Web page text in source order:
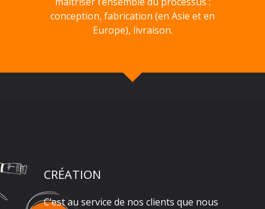
conception, fabrication (en Asie et en
Europe), livraison.
CRÉATION
C’est au service de nos clients que nous